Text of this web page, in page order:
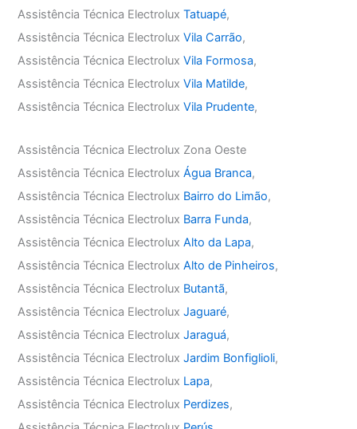
Assistência Técnica ElectroluxTatuapé,
Assistência Técnica ElectroluxVila Carrão,
Assistência Técnica ElectroluxVila Formosa,
Assistência Técnica ElectroluxVila Matilde,
Assistência Técnica ElectroluxVila Prudente,
Assistência Técnica Electrolux Zona Oeste
Assistência Técnica ElectroluxÁgua Branca,
Assistência Técnica Electrolux Bairro do Limão,
Assistência Técnica Electrolux Barra Funda,
Assistência Técnica ElectroluxAlto da Lapa,
Assistência Técnica ElectroluxAlto de Pinheiros,
Assistência Técnica Electrolux Butantã,
Assistência Técnica ElectroluxJaguaré,
Assistência Técnica ElectroluxJaraguá,
Assistência Técnica ElectroluxJardim Bonfiglioli,
Assistência Técnica Electrolux Lapa,
Assistência Técnica Electrolux Perdizes,